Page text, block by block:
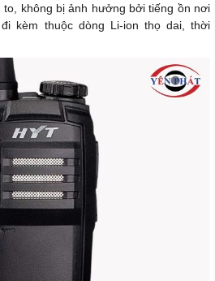
không bị ảnh hưởng bởi tiếng ồn nơi
kèm thuộc dòng Li-ion thọ dai, thời